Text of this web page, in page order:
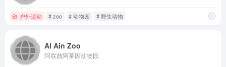
户外运动 # zoo # 动物园 # 野生动物
Al Ain Zoo
阿联酋阿莱因动物园